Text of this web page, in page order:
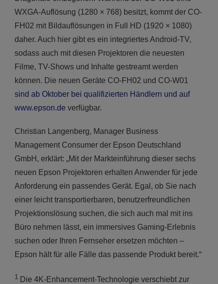
WXGA-Auflösung (1280 × 768) besitzt, kommt der CO-
FH02 mit Bildauflösungen in Full HD (1920 × 1080)
daher. Auch hier gibt es ein integriertes Android-TV,
sodass auch mit diesen Projektoren die neuesten
Filme, TV-Shows und Inhalte gestreamt werden
können. Die neuen Geräte CO-FH02 und CO-W01
sind ab Oktober bei qualifizierten Händlern und auf
www.epson.de verfügbar.
Christian Langenberg, Manager Business
Management Consumer der Epson Deutschland
GmbH, erklärt: „Mit der Markteinführung dieser sechs
neuen Epson Projektoren erhalten Anwender für jede
Anforderung ein passendes Gerät. Egal, ob Sie nach
einer leicht transportierbaren, benutzerfreundlichen
Projektionslösung suchen, die sich auch mal mit ins
Büro nehmen lässt, ein immersives Gaming-Erlebnis
suchen oder Ihren Fernseher ersetzen möchten –
Epson hält für alle Fälle das passende Produkt bereit.“
1 Die 4K-Enhancement-Technologie verschiebt zur